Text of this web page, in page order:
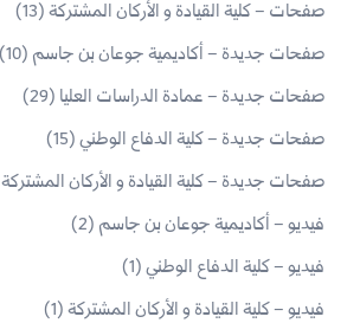
صفحات – كلية القيادة و الأركان المشتركة (13)
صفحات جديدة – أكاديمية جوعان بن جاسم (10)
صفحات جديدة – عمادة الدراسات العليا (29)
صفحات جديدة – كلية الدفاع الوطني (15)
صفحات جديدة – كلية القيادة و الأركان المشتركة
فيديو – أكاديمية جوعان بن جاسم (2)
فيديو – كلية الدفاع الوطني (1)
فيديو – كلية القيادة و الأركان المشتركة (1)